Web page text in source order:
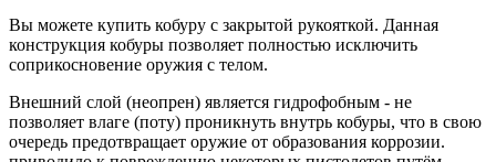
Вы можете купить кобуру с закрытой рукояткой. Данная
конструкция кобуры позволяет полностью исключить
соприкосновение оружия с телом.
Внешний слой (неопрен) является гидрофобным - не
позволяет влаге (поту) проникнуть внутрь кобуры, что в свою
очередь предотвращает оружие от образования коррозии.